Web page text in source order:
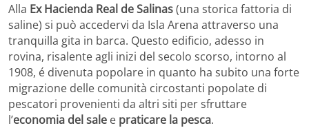
Alla Ex Hacienda Real de Salinas(una storica fattoria di
saline) si può accedervi da Isla Arena attraverso una
tranquilla gita in barca. Questo edificio, adesso in
rovina, risalente agli inizi del secolo scorso, intorno al
1908, é divenuta popolare in quanto ha subito una forte
migrazione delle comunità circostanti popolate di
pescatori provenienti da altri siti per sfruttare
l’economia del sale e praticare la pesca.